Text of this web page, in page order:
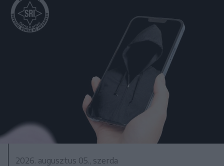
2026. augusztus 05., szerda